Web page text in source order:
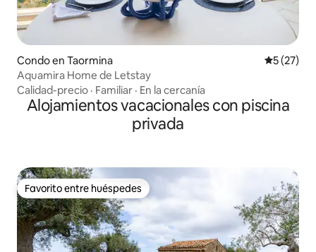
Condo en Taormina
5 (27)
Aquamira Home de Letstay
Calidad-precio · Familiar · En la cercanía
Alojamientos vacacionales con piscina
privada
Favorito entre huéspedes
Favorito entre huéspedes